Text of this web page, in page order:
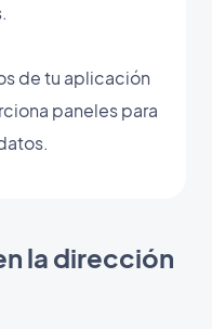
de tu aplicación
paneles para
la dirección